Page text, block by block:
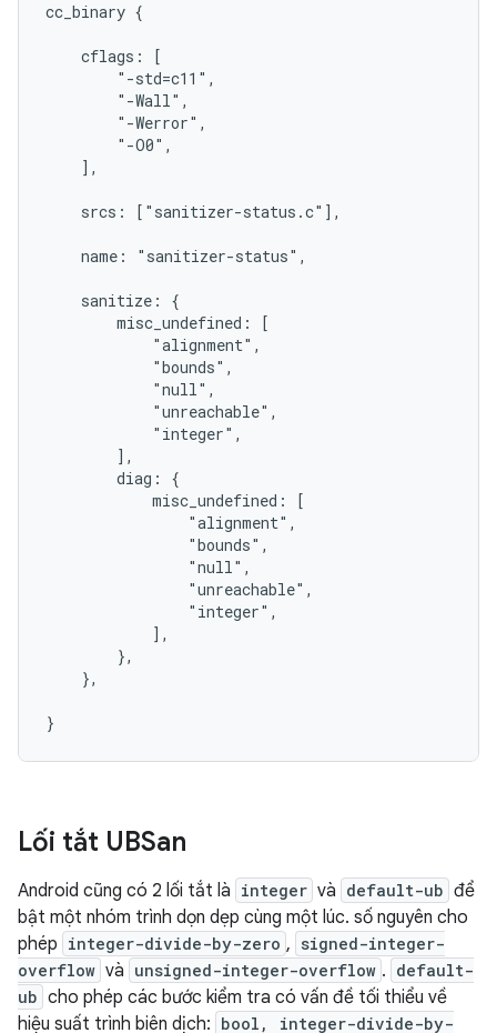
cc_binary {
    cflags: [
        "-std=c11",
        "-Wall",
        "-Werror",
        "-O0",
    ],
    srcs: ["sanitizer-status.c"],
    name: "sanitizer-status",
    sanitize: {
        misc_undefined: [
            "alignment",
            "bounds",
            "null",
            "unreachable",
            "integer",
        ],
        diag: {
            misc_undefined: [
                "alignment",
                "bounds",
                "null",
                "unreachable",
                "integer",
            ],
        },
    },
Lối tắt UBSan
Android cũng có 2 lối tắt là integer và default-ub để
bật một nhóm trình dọn dẹp cùng một lúc. số nguyên cho
phép integer-divide-by-zero , signed-integer-
overflow và unsigned-integer-overflow . default-
ub cho phép các bước kiểm tra có vấn đề tối thiểu về
hiệu suất trình biên dịch: bool, integer-divide-by-